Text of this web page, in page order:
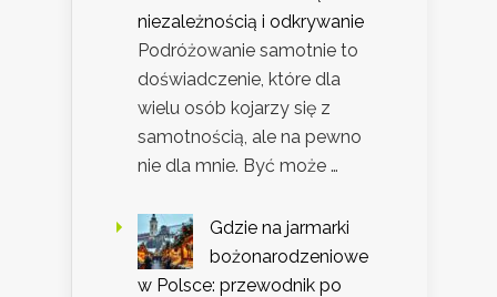
niezależnością i odkrywanie
Podróżowanie samotnie to
doświadczenie, które dla
wielu osób kojarzy się z
samotnością, ale na pewno
nie dla mnie. Być może …
Gdzie na jarmarki
bożonarodzeniowe
w Polsce: przewodnik po